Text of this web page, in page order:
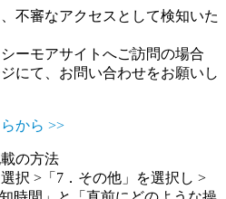
不審なアクセスとして検知いた
ーモアサイトへご訪問の場合
にて、お問い合わせをお願いし
から >>
の方法
択 >「7．その他」を選択し >